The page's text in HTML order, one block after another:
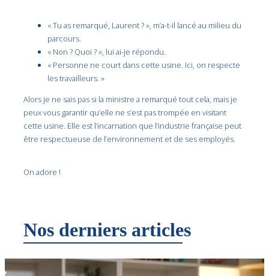
« Tu as remarqué, Laurent ? », m’a-t-il lancé au milieu du
parcours.
« Non ? Quoi ? », lui ai-je répondu.
« Personne ne court dans cette usine. Ici, on respecte
les travailleurs. »
Alors je ne sais pas si la ministre a remarqué tout cela, mais je
peux vous garantir qu’elle ne s’est pas trompée en visitant
cette usine. Elle est l’incarnation que l’industrie française peut
être respectueuse de l’environnement et de ses employés.
On adore !
Nos derniers articles